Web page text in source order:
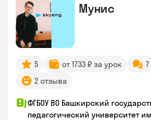
Мунис
5 от 1733 ₽ за урок
2 отзыва
ФГБОУ ВО Башкирский
педагогический университет